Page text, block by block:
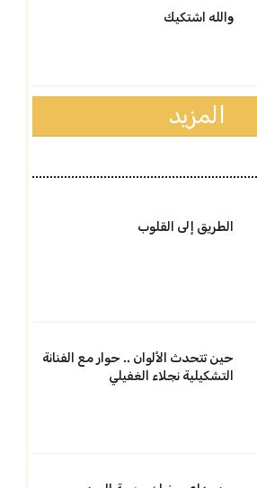
والله اشتكيك
المزيد
الطريق إلى القلوب
حين تتحدث الألوان .. حوار مع الفنانة
التشكيلية نجلاء الغفيلي